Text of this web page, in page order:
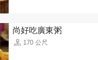
尚好吃廣東粥
170 公尺